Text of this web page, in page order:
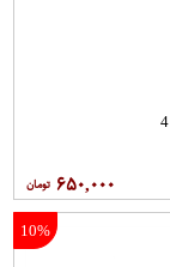
۶۵۰,۰۰۰
10%